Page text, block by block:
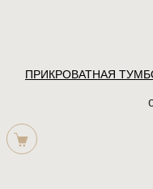
ПРИКРОВАТНАЯ